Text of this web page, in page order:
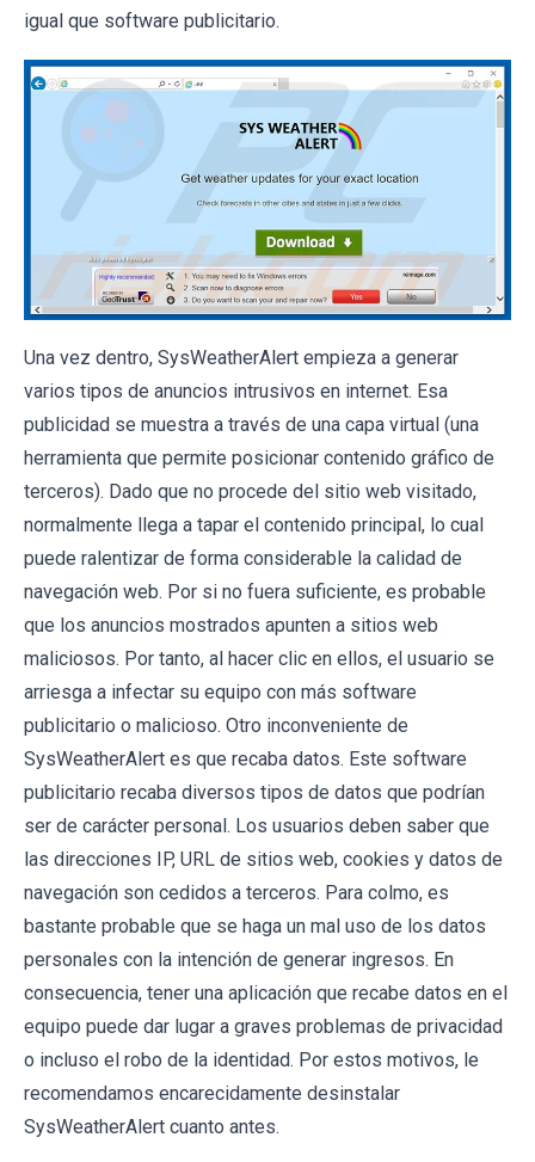
igual que software publicitario.
Una vez dentro, SysWeatherAlert empieza a generar
varios tipos de anuncios intrusivos en internet. Esa
publicidad se muestra a través de una capa virtual (una
herramienta que permite posicionar contenido gráfico de
terceros). Dado que no procede del sitio web visitado,
normalmente llega a tapar el contenido principal, lo cual
puede ralentizar de forma considerable la calidad de
navegación web. Por si no fuera suficiente, es probable
que los anuncios mostrados apunten a sitios web
maliciosos. Por tanto, al hacer clic en ellos, el usuario se
arriesga a infectar su equipo con más software
publicitario o malicioso. Otro inconveniente de
SysWeatherAlert es que recaba datos. Este software
publicitario recaba diversos tipos de datos que podrían
ser de carácter personal. Los usuarios deben saber que
las direcciones IP, URL de sitios web, cookies y datos de
navegación son cedidos a terceros. Para colmo, es
bastante probable que se haga un mal uso de los datos
personales con la intención de generar ingresos. En
consecuencia, tener una aplicación que recabe datos en el
equipo puede dar lugar a graves problemas de privacidad
o incluso el robo de la identidad. Por estos motivos, le
recomendamos encarecidamente desinstalar
SysWeatherAlert cuanto antes.